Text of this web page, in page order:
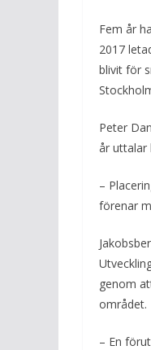
Fem år
2017
blivit för
Peter
år uttalar
–
förenar
genom
området.
– En